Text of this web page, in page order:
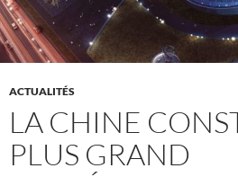
ACTUALITÉS
LA CHINE
PLUS GRAND